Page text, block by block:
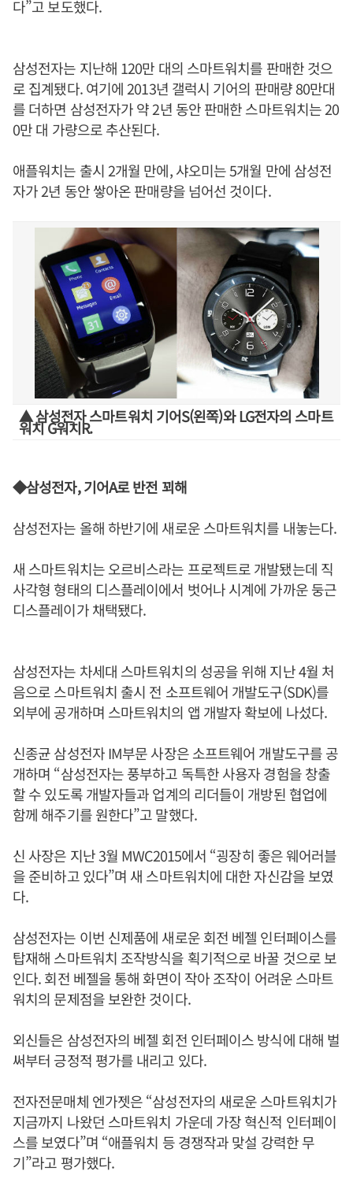
다”고 보도했다.
삼성전자는 지난해 120만 대의 스마트워치를 판매한 것으
로 집계됐다. 여기에 2013년 갤럭시 기어의 판매량 80만대
를 더하면 삼성전자가 약 2년 동안 판매한 스마트워치는 20
0만 대 가량으로 추산된다.
애플워치는 출시 2개월 만에, 샤오미는 5개월 만에 삼성전
자가 2년 동안 쌓아온 판매량을 넘어선 것이다.
▲ 삼성전자 스마트워치 기어S(왼쪽)와 LG전자의 스마트
워치 G워치R.
◆삼성전자, 기어A로 반전 꾀해
삼성전자는 올해 하반기에 새로운 스마트워치를 내놓는다.
새 스마트워치는 오르비스라는 프로젝트로 개발됐는데 직
사각형 형태의 디스플레이에서 벗어나 시계에 가까운 둥근
디스플레이가 채택됐다.
삼성전자는 차세대 스마트워치의 성공을 위해 지난 4월 처
음으로 스마트워치 출시 전 소프트웨어 개발도구(SDK)를
외부에 공개하며 스마트워치의 앱 개발자 확보에 나섰다.
신종균 삼성전자 IM부문 사장은 소프트웨어 개발도구를 공
개하며 “삼성전자는 풍부하고 독특한 사용자 경험을 창출
할 수 있도록 개발자들과 업계의 리더들이 개방된 협업에
함께 해주기를 원한다”고 말했다.
신 사장은 지난 3월 MWC2015에서 “굉장히 좋은 웨어러블
을 준비하고 있다”며 새 스마트워치에 대한 자신감을 보였
다.
삼성전자는 이번 신제품에 새로운 회전 베젤 인터페이스를
탑재해 스마트워치 조작방식을 획기적으로 바꿀 것으로 보
인다. 회전 베젤을 통해 화면이 작아 조작이 어려운 스마트
워치의 문제점을 보완한 것이다.
외신들은 삼성전자의 베젤 회전 인터페이스 방식에 대해 벌
써부터 긍정적 평가를 내리고 있다.
전자전문매체 엔가젯은 “삼성전자의 새로운 스마트워치가
지금까지 나왔던 스마트워치 가운데 가장 혁신적 인터페이
스를 보였다”며 “애플워치 등 경쟁작과 맞설 강력한 무
기”라고 평가했다.